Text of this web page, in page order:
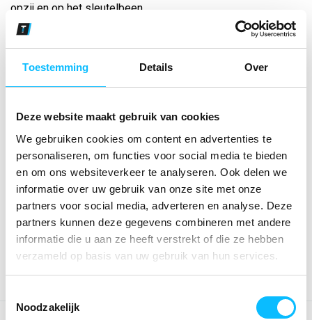
Toestemming Details Over
Deze website maakt gebruik van cookies
We gebruiken cookies om content en advertenties te
personaliseren, om functies voor social media te bieden
en om ons websiteverkeer te analyseren. Ook delen we
informatie over uw gebruik van onze site met onze
partners voor social media, adverteren en analyse. Deze
partners kunnen deze gegevens combineren met andere
informatie die u aan ze heeft verstrekt of die ze hebben
verzameld op basis van uw gebruik van hun services.
Noodzakelijk
opzij en op het sleutelbeen...
*Gratis verzending vanaf €150,- exclusief BTW
Kies kleur/maat
€ 16,76 € 21,49excl BTW
€ 20,28 € 26 ,- incl BTW